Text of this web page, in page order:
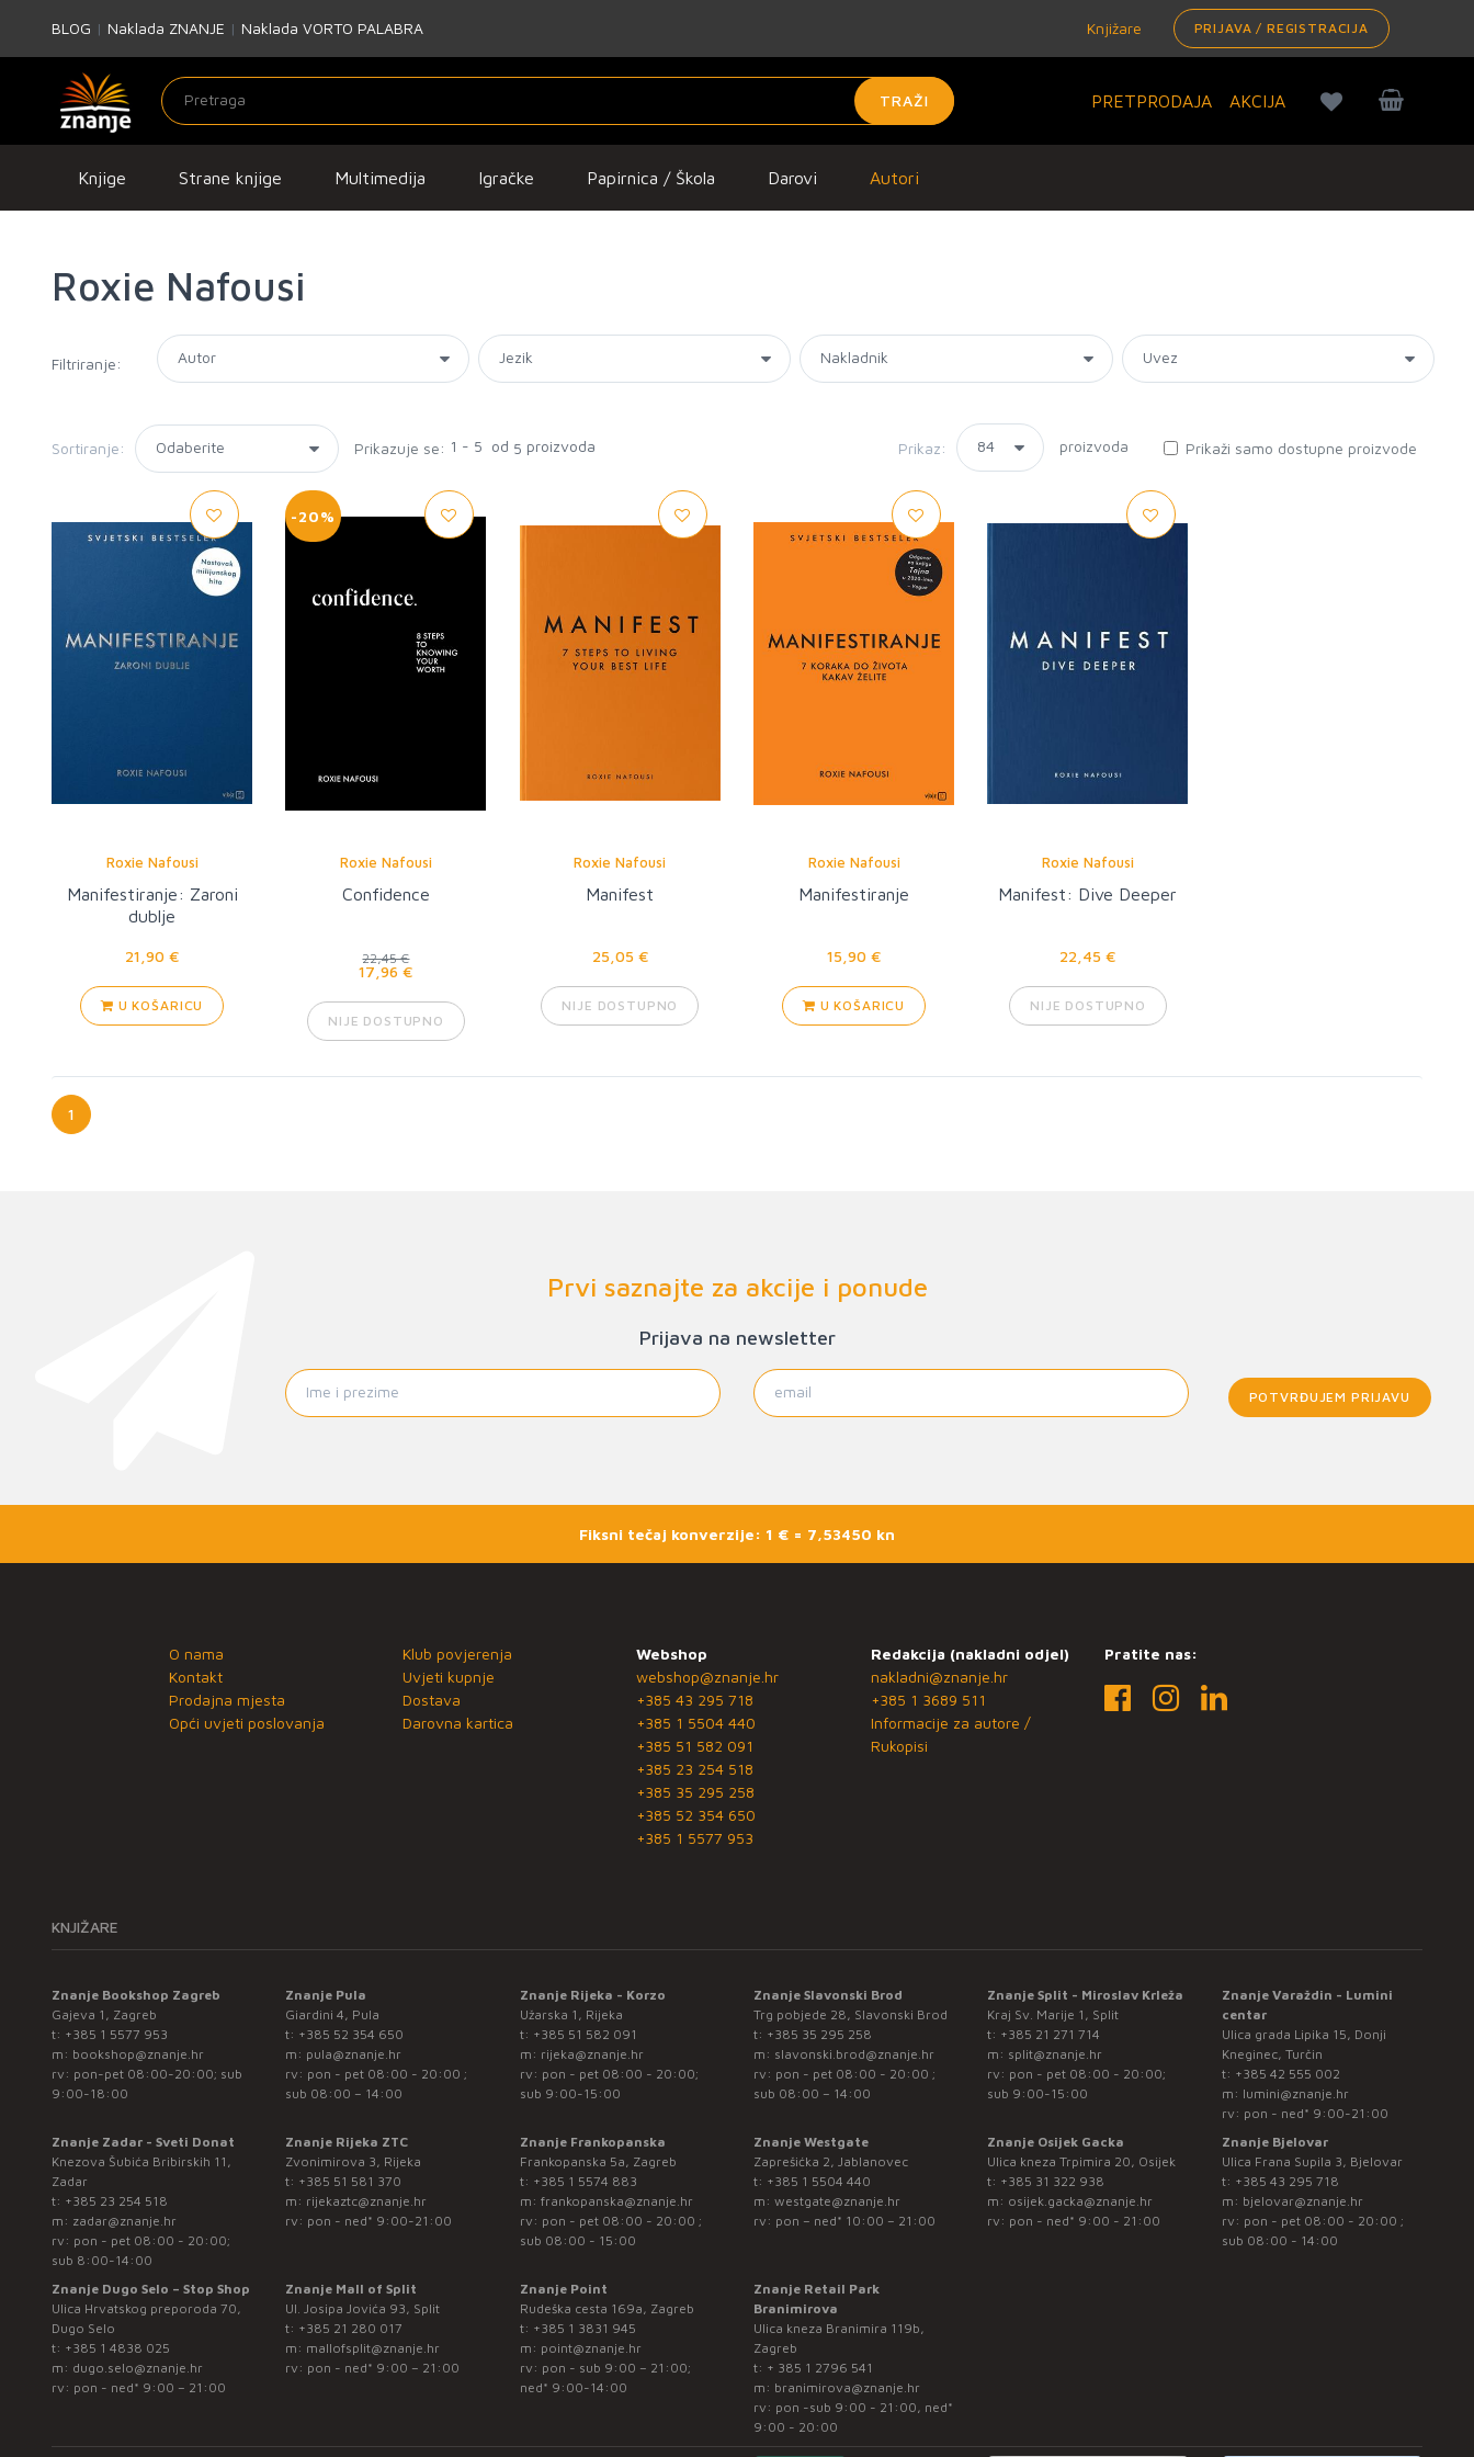
BLOG | Naklada ZNANJE | Naklada VORTO PALABRA Knjižare PRIJAVA / REGISTRACIJA
TRAŽI PRETPRODAJA AKCIJA
Knjige Strane knjige Multimedija Igračke Papirnica / Škola Darovi Autori
Roxie Nafousi
Filtriranje:
Sortiranje: Prikazuje se: 1 - 5 od 5 proizvoda Prikaz: proizvoda Prikaži samo dostupne proizvode
Roxie Nafousi
Manifestiranje: Zaroni
dublje
21,90 €
U KOŠARICU
-20%
Roxie Nafousi
Confidence
22,45 €
17,96 €
NIJE DOSTUPNO
Roxie Nafousi
Manifest
25,05 €
NIJE DOSTUPNO
Roxie Nafousi
Manifestiranje
15,90 €
U KOŠARICU
Roxie Nafousi
Manifest: Dive Deeper
22,45 €
NIJE DOSTUPNO
1
Prvi saznajte za akcije i ponude
Prijava na newsletter
POTVRĐUJEM PRIJAVU
Fiksni tečaj konverzije: 1 € = 7,53450 kn
O nama
Kontakt
Prodajna mjesta
Opći uvjeti poslovanja
Klub povjerenja
Uvjeti kupnje
Dostava
Darovna kartica
Webshop
webshop@znanje.hr
+385 43 295 718
+385 1 5504 440
+385 51 582 091
+385 23 254 518
+385 35 295 258
+385 52 354 650
+385 1 5577 953
Redakcija (nakladni odjel)
nakladni@znanje.hr
+385 1 3689 511
Informacije za autore /
Rukopisi
Pratite nas:
KNJIŽARE
Znanje Bookshop Zagreb
Gajeva 1, Zagreb
t: +385 1 5577 953
m: bookshop@znanje.hr
rv: pon-pet 08:00-20:00; sub
9:00-18:00
Znanje Pula
Giardini 4, Pula
t: +385 52 354 650
m: pula@znanje.hr
rv: pon - pet 08:00 - 20:00 ;
sub 08:00 – 14:00
Znanje Rijeka - Korzo
Užarska 1, Rijeka
t: +385 51 582 091
m: rijeka@znanje.hr
rv: pon - pet 08:00 - 20:00;
sub 9:00-15:00
Znanje Slavonski Brod
Trg pobjede 28, Slavonski Brod
t: +385 35 295 258
m: slavonski.brod@znanje.hr
rv: pon - pet 08:00 - 20:00 ;
sub 08:00 – 14:00
Znanje Split - Miroslav Krleža
Kraj Sv. Marije 1, Split
t: +385 21 271 714
m: split@znanje.hr
rv: pon - pet 08:00 - 20:00;
sub 9:00-15:00
Znanje Varaždin - Lumini
centar
Ulica grada Lipika 15, Donji
Kneginec, Turčin
t: +385 42 555 002
m: lumini@znanje.hr
rv: pon - ned* 9:00-21:00
Znanje Zadar - Sveti Donat
Knezova Šubića Bribirskih 11,
Zadar
t: +385 23 254 518
m: zadar@znanje.hr
rv: pon - pet 08:00 - 20:00;
sub 8:00-14:00
Znanje Rijeka ZTC
Zvonimirova 3, Rijeka
t: +385 51 581 370
m: rijekaztc@znanje.hr
rv: pon - ned* 9:00-21:00
Znanje Frankopanska
Frankopanska 5a, Zagreb
t: +385 1 5574 883
m: frankopanska@znanje.hr
rv: pon - pet 08:00 - 20:00 ;
sub 08:00 - 15:00
Znanje Westgate
Zaprešićka 2, Jablanovec
t: +385 1 5504 440
m: westgate@znanje.hr
rv: pon – ned* 10:00 – 21:00
Znanje Osijek Gacka
Ulica kneza Trpimira 20, Osijek
t: +385 31 322 938
m: osijek.gacka@znanje.hr
rv: pon - ned* 9:00 - 21:00
Znanje Bjelovar
Ulica Frana Supila 3, Bjelovar
t: +385 43 295 718
m: bjelovar@znanje.hr
rv: pon - pet 08:00 - 20:00 ;
sub 08:00 - 14:00
Znanje Dugo Selo – Stop Shop
Ulica Hrvatskog preporoda 70,
Dugo Selo
t: +385 1 4838 025
m: dugo.selo@znanje.hr
rv: pon - ned* 9:00 – 21:00
Znanje Mall of Split
Ul. Josipa Jovića 93, Split
t: +385 21 280 017
m: mallofsplit@znanje.hr
rv: pon - ned* 9:00 – 21:00
Znanje Point
Rudeška cesta 169a, Zagreb
t: +385 1 3831 945
m: point@znanje.hr
rv: pon - sub 9:00 – 21:00;
ned* 9:00-14:00
Znanje Retail Park
Branimirova
Ulica kneza Branimira 119b,
Zagreb
t: + 385 1 2796 541
m: branimirova@znanje.hr
rv: pon -sub 9:00 - 21:00, ned*
9:00 - 20:00